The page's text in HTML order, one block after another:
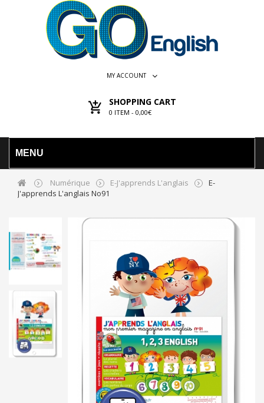
MY ACCOUNT
SHOPPING CART
0 ITEM - 0,00€
MENU
Numérique E-J'apprends L'anglais
E-
J'apprends L'anglais No91